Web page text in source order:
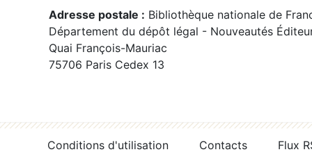
Adresse postale : Bibliothèque nationale de
Département du dépôt légal - Nouveautés
Quai François-Mauriac
75706 Paris Cedex 13
Conditions d'utilisation Contacts
Flux